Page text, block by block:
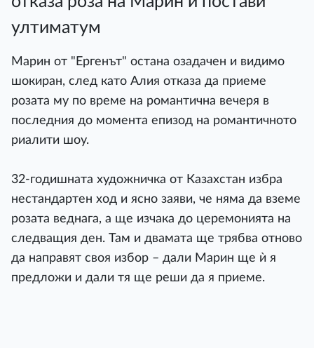
ултиматум
Марин от "Ергенът" остана озадачен и видимо
шокиран, след като Алия отказа да приеме
розата му по време на романтична вечеря в
последния до момента епизод на романтичното
риалити шоу.
32-годишната художничка от Казахстан избра
нестандартен ход и ясно заяви, че няма да вземе
розата веднага, а ще изчака до церемонията на
следващия ден. Там и двамата ще трябва отново
да направят своя избор – дали Марин ще ѝ я
предложи и дали тя ще реши да я приеме.